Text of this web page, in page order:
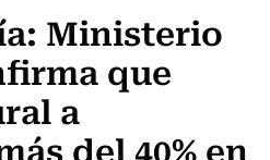
Ministerio
que
a
del 40% en